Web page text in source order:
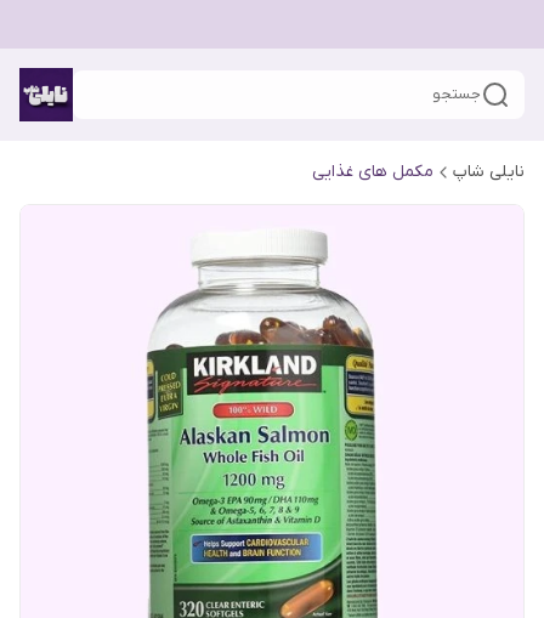
جستجو
نایلی شاپ مکمل های غذایی